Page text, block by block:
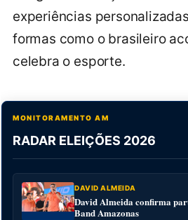
experiências
formas como o brasileiro
celebra o esporte.
MONITORAMENTO AM
RADAR ELEIÇÕES 2026
DAVID ALMEIDA
David Almeida confirma
Band Amazonas